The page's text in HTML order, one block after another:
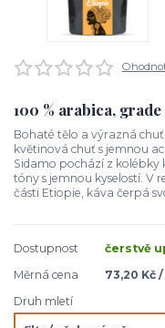
100 % arabica, grade
Bohaté tělo a výrazná chuť
květinová chuť s jemnou
Sidamo pochází z kolébky
tóny s jemnou kyselostí. V
části Etiopie, káva čerpá
Dostupnost
čerstvě
Měrná cena
73,20 Kč
Druh mletí